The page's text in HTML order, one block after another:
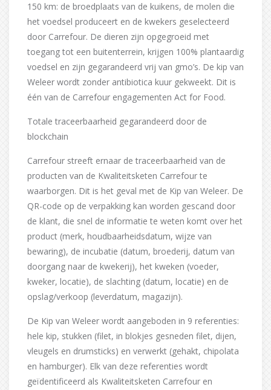
150 km: de broedplaats van de kuikens, de molen die
het voedsel produceert en de kwekers geselecteerd
door Carrefour. De dieren zijn opgegroeid met
toegang tot een buitenterrein, krijgen 100% plantaardig
voedsel en zijn gegarandeerd vrij van gmo’s. De kip van
Weleer wordt zonder antibiotica kuur gekweekt. Dit is
één van de Carrefour engagementen Act for Food.
Totale traceerbaarheid gegarandeerd door de
blockchain
Carrefour streeft ernaar de traceerbaarheid van de
producten van de Kwaliteitsketen Carrefour te
waarborgen. Dit is het geval met de Kip van Weleer. De
QR-code op de verpakking kan worden gescand door
de klant, die snel de informatie te weten komt over het
product (merk, houdbaarheidsdatum, wijze van
bewaring), de incubatie (datum, broederij, datum van
doorgang naar de kwekerij), het kweken (voeder,
kweker, locatie), de slachting (datum, locatie) en de
opslag/verkoop (leverdatum, magazijn).
De Kip van Weleer wordt aangeboden in 9 referenties:
hele kip, stukken (filet, in blokjes gesneden filet, dijen,
vleugels en drumsticks) en verwerkt (gehakt, chipolata
en hamburger). Elk van deze referenties wordt
geïdentificeerd als Kwaliteitsketen Carrefour en